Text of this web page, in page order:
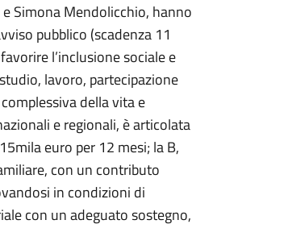
Simona Mendolicchio, hanno
pubblico (scadenza 11
l’inclusione sociale e
lavoro, partecipazione
della vita e
e regionali, è articolata
euro per 12 mesi; la B,
con un contributo
in condizioni di
con un adeguato sostegno,